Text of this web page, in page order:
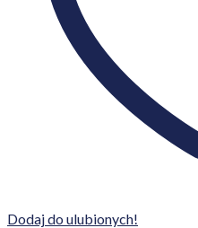
Dodaj do ulubionych!